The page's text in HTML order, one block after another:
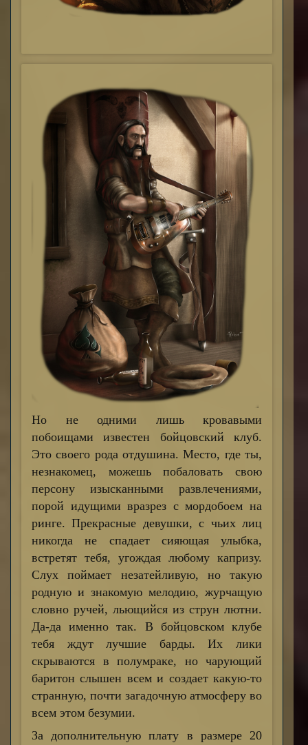
Но не одними лишь кровавыми
побоищами известен бойцовский клуб.
Это своего рода отдушина. Место, где ты,
незнакомец, можешь побаловать свою
персону изысканными развлечениями,
порой идущими вразрез с мордобоем на
ринге. Прекрасные девушки, с чьих лиц
никогда не спадает сияющая улыбка,
встретят тебя, угождая любому капризу.
Слух поймает незатейливую, но такую
родную и знакомую мелодию, журчащую
словно ручей, льющийся из струн лютни.
Да-да именно так. В бойцовском клубе
тебя ждут лучшие барды. Их лики
скрываются в полумраке, но чарующий
баритон слышен всем и создает какую-то
странную, почти загадочную атмосферу во
всем этом безумии.
За дополнительную плату в размере 20